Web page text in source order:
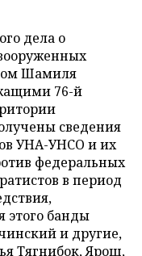
дела о
Шамиля
76-й
сведения
УНА-УНСО и их
федеральных
в период
этого банды
и другие,
Тягнибок, Ярош,